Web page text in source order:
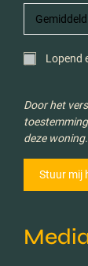
Lopend
Door het
deze woning.